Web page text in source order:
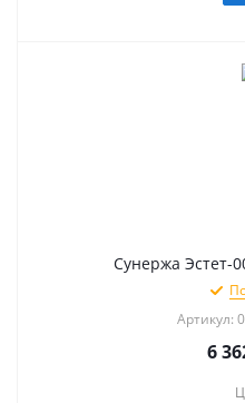
Сунержа Эстет-
Артикул:
6